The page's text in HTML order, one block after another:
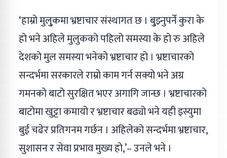
‘हाम्रो मुलु्कमा भ्रष्टाचार संस्थागत छ । बु्झ्नुपर्ने कुरा के
हो भने अहिले मुलुकको पहिलो समस्या के हो रु अहिले
देशको मुल समस्या भनेको भ्रष्टाचार हो । भ्रष्टाचारको
सन्दर्भमा सरकारले राम्रो काम गर्न सक्यो भने अग्र
गमनको बाटो सुरक्षित भएर अगागि जान्छ । भ्रष्टाचारको
बाटोमा खुट्टा कमायो र भ्रष्टाचार बढ्यो भने यही इस्युमा
बुई चढेर प्रतिगनम गर्छन । अहिलेको सन्दर्भमा भ्रष्टाचार,
सुशासन र सेवा प्रभाव मुख्य हो,’– उनले भने ।